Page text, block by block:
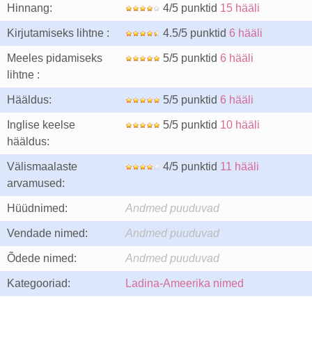
Hinnang: 4/5 punktid 15 hääli
Kirjutamiseks lihtne : 4.5/5 punktid 6 hääli
Meeles pidamiseks
lihtne :
5/5 punktid 6 hääli
Hääldus: 5/5 punktid 6 hääli
Inglise keelse
hääldus:
5/5 punktid 10 hääli
Välismaalaste
arvamused:
4/5 punktid 11 hääli
Hüüdnimed: Andmed puuduvad
Vendade nimed: Andmed puuduvad
Õdede nimed: Andmed puuduvad
Kategooriad: Ladina-Ameerika nimed